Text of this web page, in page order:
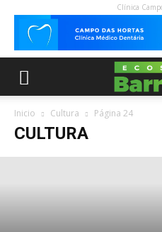
Clínica
Inicio Cultura Página 24
CULTURA
CARTA DEIXADA
ANTES DE MORRER
28 Março, 2020